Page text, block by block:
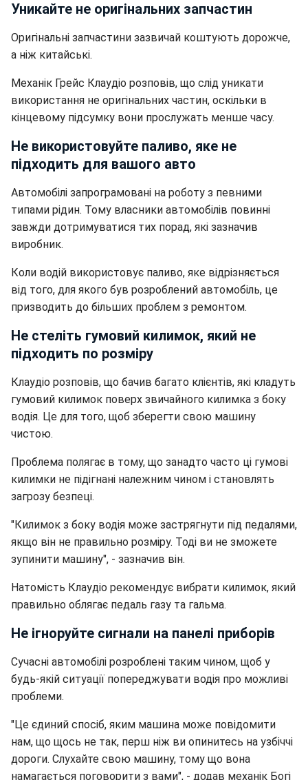
Уникайте не оригінальних запчастин
Оригінальні запчастини зазвичай коштують дорожче,
а ніж китайські.
Механік Грейс Клаудіо розповів, що слід уникати
використання не оригінальних частин, оскільки в
кінцевому підсумку вони прослужать менше часу.
Не використовуйте паливо, яке не
підходить для вашого авто
Автомобілі запрограмовані на роботу з певними
типами рідин. Тому власники автомобілів повинні
завжди дотримуватися тих порад, які зазначив
виробник.
Коли водій використовує паливо, яке відрізняється
від того, для якого був розроблений автомобіль, це
призводить до більших проблем з ремонтом.
Не стеліть гумовий килимок, який не
підходить по розміру
Клаудіо розповів, що бачив багато клієнтів, які кладуть
гумовий килимок поверх звичайного килимка з боку
водія. Це для того, щоб зберегти свою машину
чистою.
Проблема полягає в тому, що занадто часто ці гумові
килимки не підігнані належним чином і становлять
загрозу безпеці.
"Килимок з боку водія може застрягнути під педалями,
якщо він не правильно розміру. Тоді ви не зможете
зупинити машину", - зазначив він.
Натомість Клаудіо рекомендує вибрати килимок, який
правильно облягає педаль газу та гальма.
Не ігноруйте сигнали на панелі приборів
Сучасні автомобілі розроблені таким чином, щоб у
будь-якій ситуації попереджувати водія про можливі
проблеми.
"Це єдиний спосіб, яким машина може повідомити
нам, що щось не так, перш ніж ви опинитесь на узбіччі
дороги. Слухайте свою машину, тому що вона
намагається поговорити з вами", - додав механік Богі